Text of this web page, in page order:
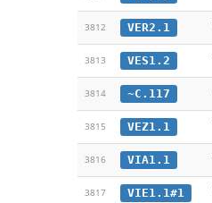
3812 VER2.1
3813 VES1.2
3814 ~C.117
3815 VEZ1.1
3816 VIA1.1
3817 VIE1.1#1